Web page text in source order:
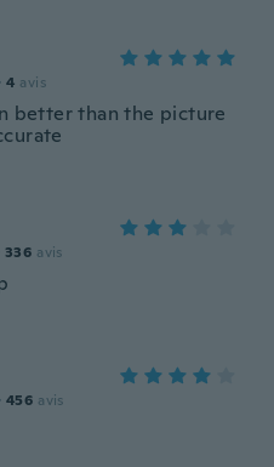
· 4 avis
better than the picture
336 avis
· 456 avis